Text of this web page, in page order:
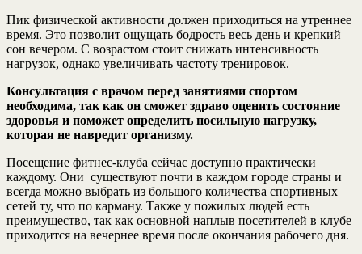
Пик физической активности должен приходиться на утреннее
время. Это позволит ощущать бодрость весь день и крепкий
сон вечером. С возрастом стоит снижать интенсивность
нагрузок, однако увеличивать частоту тренировок.
Консультация с врачом перед занятиями спортом
необходима, так как он сможет здраво оценить состояние
здоровья и поможет определить посильную нагрузку,
которая не навредит организму.
Посещение фитнес-клуба сейчас доступно практически
каждому. Они существуют почти в каждом городе страны и
всегда можно выбрать из большого количества спортивных
сетей ту, что по карману. Также у пожилых людей есть
преимущество, так как основной наплыв посетителей в клубе
приходится на вечернее время после окончания рабочего дня.